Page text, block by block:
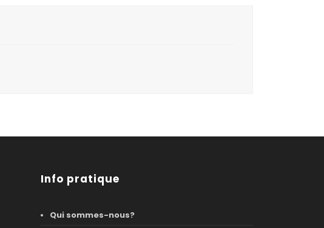
Info pratique
Qui sommes-nous?